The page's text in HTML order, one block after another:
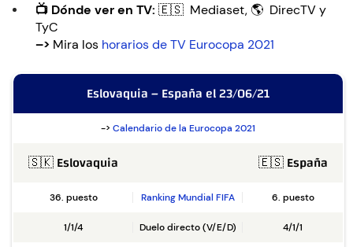
📺 Dónde ver en TV: 🇪🇸 Mediaset, 🌎 DirecTV y
TyC
–> Mira los horarios de TV Eurocopa 2021
Eslovaquia – España el 23/06/21
-> Calendario de la Eurocopa 2021
🇸🇰 Eslovaquia 🇪🇸 España
36. puesto Ranking Mundial FIFA 6. puesto
1/1/4 Duelo directo (V/E/D) 4/1/1